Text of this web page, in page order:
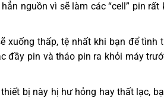
nguồn vì sẽ làm các “cell” pin rất
xuống thấp, tệ nhất khi bạn để tình
đầy pin và tháo pin ra khỏi máy
bị này hị hư hỏng hay thất lạc,